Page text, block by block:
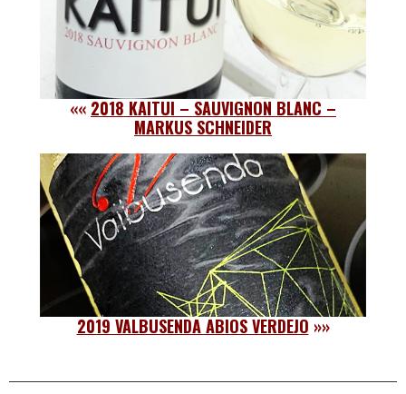
«« 2018 KAITUI – SAUVIGNON BLANC –
MARKUS SCHNEIDER
2019 VALBUSENDA ABIOS VERDEJO »»